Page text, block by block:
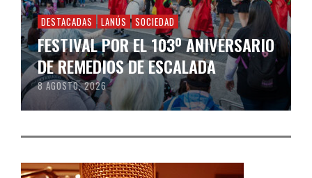
DESTACADAS LANÚS SOCIEDAD
FESTIVAL POR EL 103º ANIVERSARIO
DE REMEDIOS DE ESCALADA
8 AGOSTO, 2026